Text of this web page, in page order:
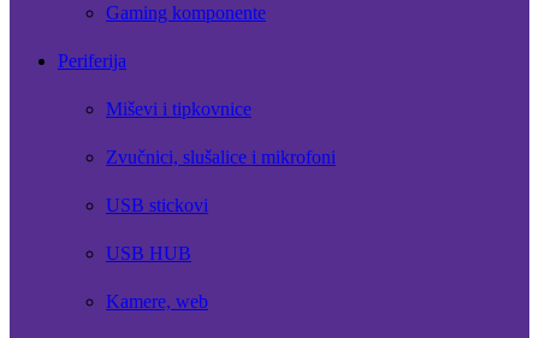
Gaming komponente
Periferija
Miševi i tipkovnice
Zvučnici, slušalice i mikrofoni
USB stickovi
USB HUB
Kamere, web